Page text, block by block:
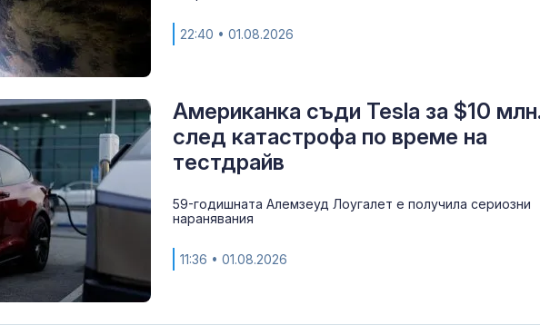
22:40 • 01.08.2026
Американка съди Tesla за $10
след катастрофа по време на
тестдрайв
59-годишната Алемзеуд Лоугалет е получила сериозни
наранявания
11:36 • 01.08.2026